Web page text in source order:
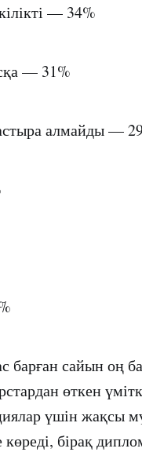
— 34%
— 31%
алмайды —
барған сайын оң
өткен
үшін жақсы
көреді, бірақ